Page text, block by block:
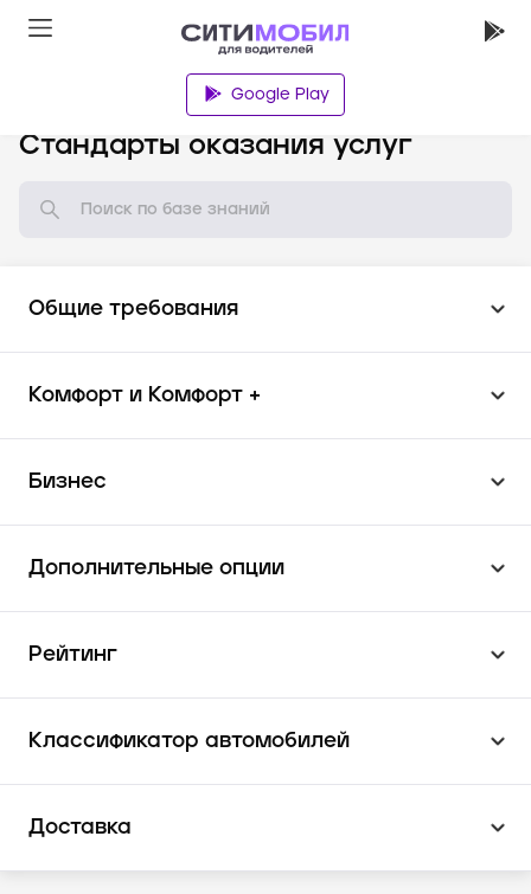
Google Play
Стандарты оказания услуг
Общие требования
Комфорт и Комфорт +
Бизнес
Дополнительные опции
Рейтинг
Классификатор автомобилей
Доставка